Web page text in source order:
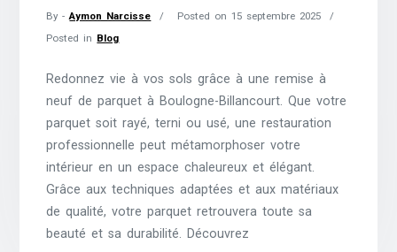
By -Aymon Narcisse Posted on15 septembre 2025
Posted in Blog
Redonnez vie à vos sols grâce à une remise à
neuf de parquet à Boulogne-Billancourt. Que votre
parquet soit rayé, terni ou usé, une restauration
professionnelle peut métamorphoser votre
intérieur en un espace chaleureux et élégant.
Grâce aux techniques adaptées et aux matériaux
de qualité, votre parquet retrouvera toute sa
beauté et sa durabilité. Découvrez